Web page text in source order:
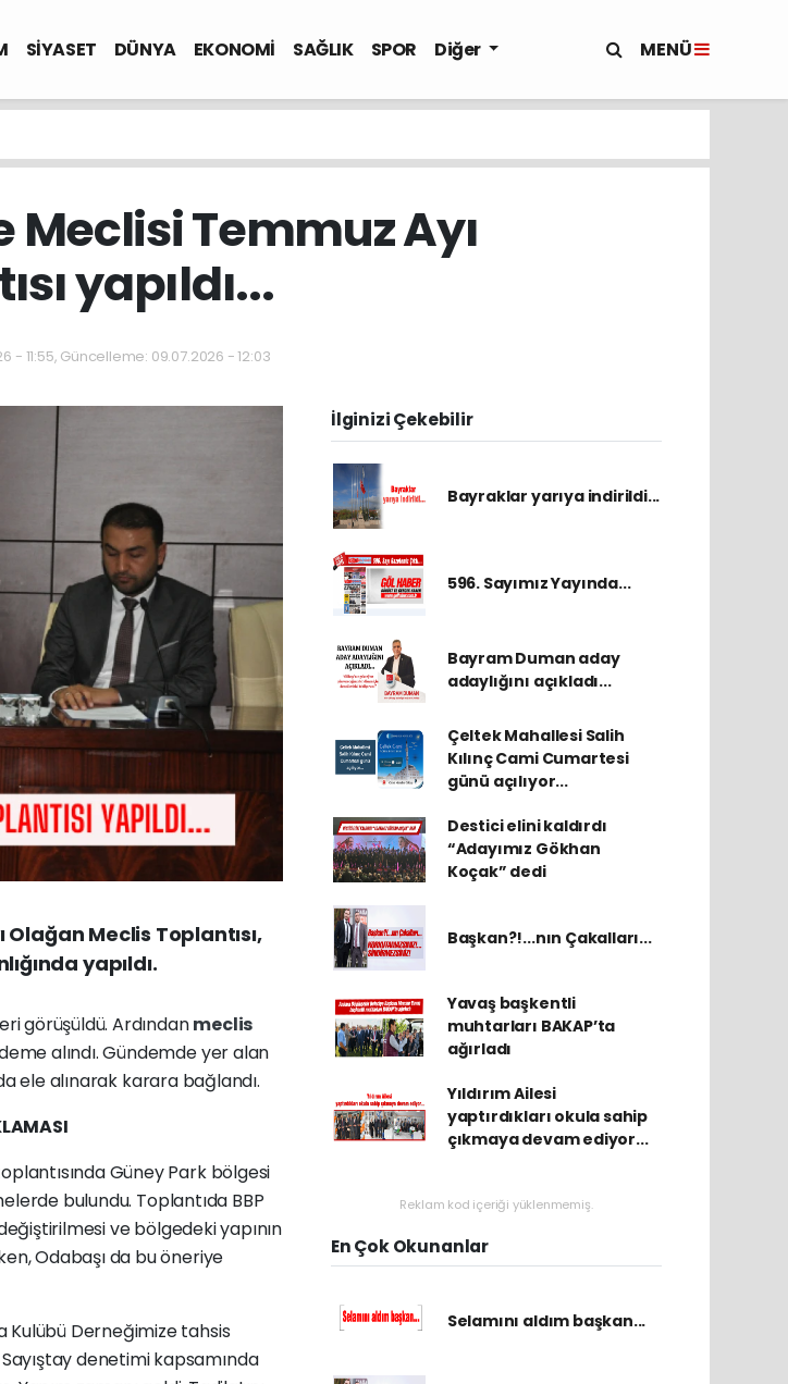
SİYASET DÜNYA EKONOMİ SAĞLIK SPOR Diğer MENÜ
Meclisi Temmuz Ayı
yapıldı...
- 11:55, Güncelleme: 09.07.2026 - 12:03
Olağan Meclis Toplantısı,
yapıldı.
görüşüldü. Ardındanmeclis
alındı. Gündemde yer alan
ele alınarak karara bağlandı.
Güney Park bölgesi
bulundu. Toplantıda BBP
ve bölgedeki yapının
Odabaşı da bu öneriye
Kulübü Derneğimize tahsis
denetimi kapsamında
İlginizi Çekebilir
Bayraklar yarıya indirildi...
596. Sayımız Yayında...
Bayram Duman aday
adaylığını açıkladı...
Çeltek Mahallesi Salih
Kılınç Cami Cumartesi
günü açılıyor...
Destici elini kaldırdı
“Adayımız Gökhan
Koçak” dedi
Başkan?!...nın Çakalları...
Yavaş başkentli
muhtarları BAKAP’ta
ağırladı
Yıldırım Ailesi
yaptırdıkları okula sahip
çıkmaya devam ediyor...
Reklam kod içeriği yüklenmemiş.
En Çok Okunanlar
Selamını aldım başkan...